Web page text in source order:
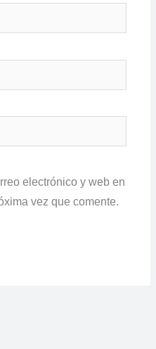
electrónico y web en
vez que comente.